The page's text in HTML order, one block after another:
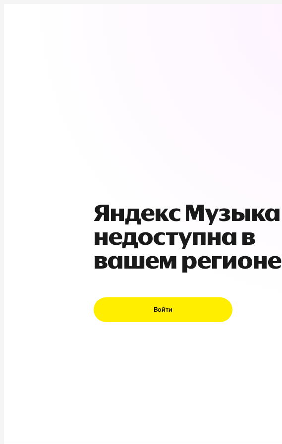
Яндекс Музыка
недоступна в
вашем регионе
Войти